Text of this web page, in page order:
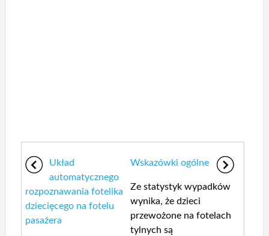
Układ
automatycznego
rozpoznawania fotelika
dziecięcego na fotelu
pasażera
Wskazówki ogólne
Ze statystyk wypadków
wynika, że dzieci
przewożone na fotelach
tylnych są